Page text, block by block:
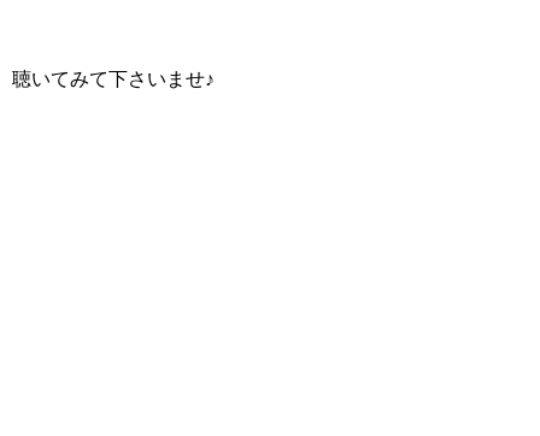
聴いてみて下さいませ♪